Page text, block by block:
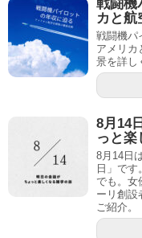
戦闘機
カと航
戦闘機パ
アメリカ
景を詳し
8月14
っと楽
8月14日
日」で
でも。女
ーリ創設
ご紹介。